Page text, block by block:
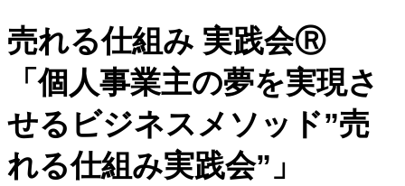
売れる仕組み 実践会Ⓡ
「個人事業主の夢を実現さ
せるビジネスメソッド”売
れる仕組み実践会”」